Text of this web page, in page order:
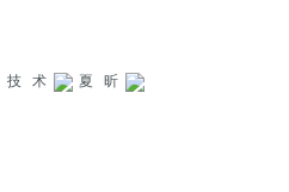
技 术 夏 昕